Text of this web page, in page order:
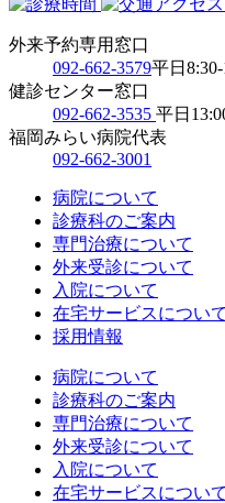
外来予約専用窓口
092-662-3579平日
健診センター窓口
092-662-3535 平日
福岡みらい病院代表
092-662-3001
病院について
診療科のご案内
専門治療について
外来受診について
入院について
在宅サービスについて
採用情報
病院について
診療科のご案内
専門治療について
外来受診について
入院について
在宅サービスについて